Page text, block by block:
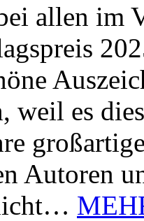
allen im
weil es
Autoren